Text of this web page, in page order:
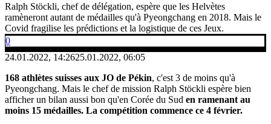
Ralph Stöckli, chef de délégation, espère que les Helvètes
ramèneront autant de médailles qu'à Pyeongchang en 2018. Mais le
Covid fragilise les prédictions et la logistique de ces Jeux.
0
24.01.2022, 14:2625.01.2022, 06:05
168 athlètes suisses aux JO de Pékin, c'est 3 de moins qu'à
Pyeongchang. Mais le chef de mission Ralph Stöckli espère bien
afficher un bilan aussi bon qu'en Corée du Sud en ramenant au
moins 15 médailles. La compétition commence ce 4 février.